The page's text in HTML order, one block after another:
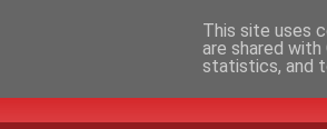
This site uses
are shared
statistics, and